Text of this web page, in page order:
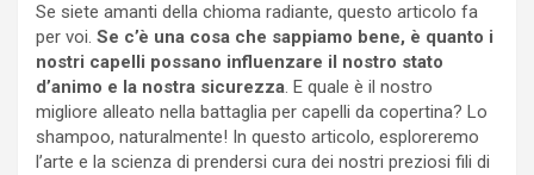
Se siete amanti della chioma radiante, questo articolo fa
per voi. Se c’è una cosa che sappiamo bene, è quanto i
nostri capelli possano influenzare il nostro stato
d’animo e la nostra sicurezza. E quale è il nostro
migliore alleato nella battaglia per capelli da copertina? Lo
shampoo, naturalmente! In questo articolo, esploreremo
l’arte e la scienza di prendersi cura dei nostri preziosi fili di